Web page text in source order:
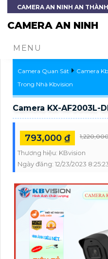
CAMERA AN NINH AN
CAMERA AN NINH
MENU
Camera Quan Sát Camera
Trong Nhà Kbvision
Camera KX-AF2003L-
793,000 ₫
Thương hiệu: KBvision
Ngày đăng: 12/23/2023